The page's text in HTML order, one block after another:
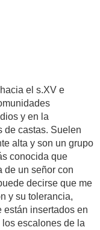
el s.XV e
y en la
de castas. Suelen
alta y son un grupo
conocida que
de un señor con
decirse que me
y su tolerancia,
están insertados en
escalones de la